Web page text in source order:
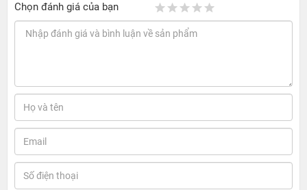
Chọn đánh giá của bạn